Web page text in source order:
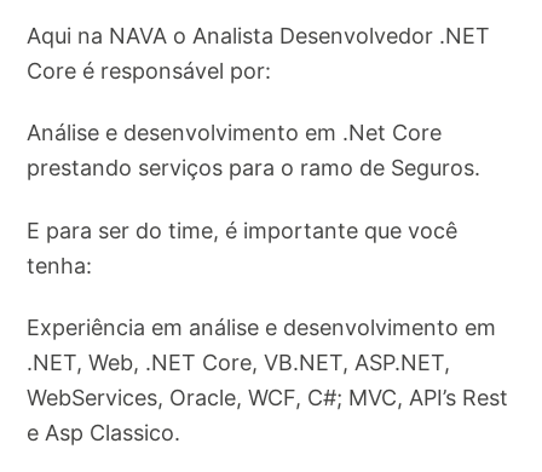
Aqui na NAVA o Analista Desenvolvedor .NET
Core é responsável por:
Análise e desenvolvimento em .Net Core
prestando serviços para o ramo de Seguros.
E para ser do time, é importante que você
tenha:
Experiência em análise e desenvolvimento em
.NET, Web, .NET Core, VB.NET, ASP.NET,
WebServices, Oracle, WCF, C#; MVC, API’s Rest
e Asp Classico.